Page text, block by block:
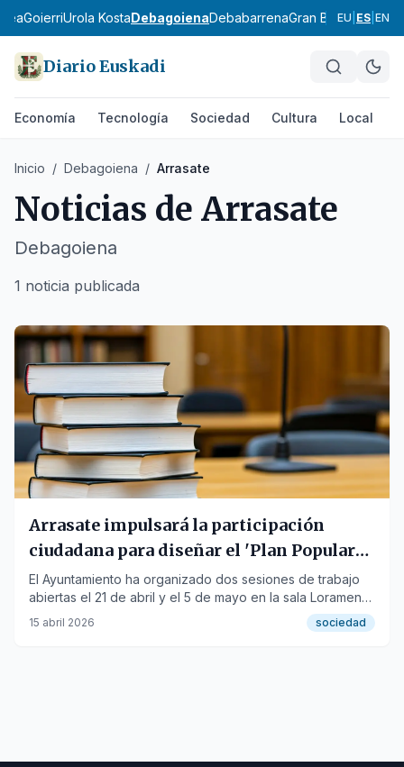
GoierriUrola KostaDebagoienaDebabarrenaGran Bilbao
EU ES EN
Diario Euskadi
Economía Tecnología Sociedad Cultura Local
Inicio / Debagoiena / Arrasate
Noticias de Arrasate
Debagoiena
1 noticia publicada
Arrasate impulsará la participación
ciudadana para diseñar el 'Plan Popular
del Euskera'
El Ayuntamiento ha organizado dos sesiones de trabajo
abiertas el 21 de abril y el 5 de mayo en la sala Loramendi
de Kulturate para definir juntos el futuro del euskera.
15 abril 2026 sociedad